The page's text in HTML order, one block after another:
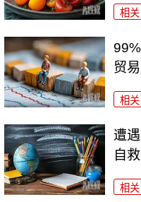
相关
贸
相关
遭
自救
相关